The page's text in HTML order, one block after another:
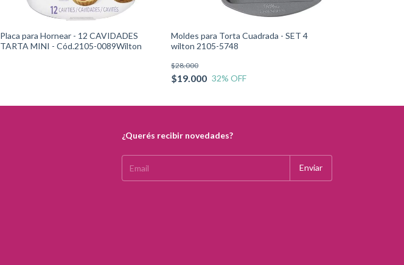
Placa para Hornear - 12 CAVIDADES
TARTA MINI - Cód.2105-0089Wilton
Moldes para Torta Cuadrada - SET 4
wilton 2105-5748
$19.000
$28.000
32% OFF
¿Querés recibir novedades?